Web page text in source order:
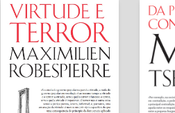
Virtude e Terror
Maximilien
Robespierre
Slavoj Zizek
(Introdução)